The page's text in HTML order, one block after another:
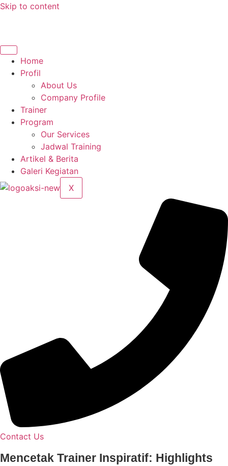
Skip to content
Home
Profil
About Us
Company Profile
Trainer
Program
Our Services
Jadwal Training
Artikel & Berita
Galeri Kegiatan
X
Contact Us
Mencetak Trainer Inspiratif: Highlights